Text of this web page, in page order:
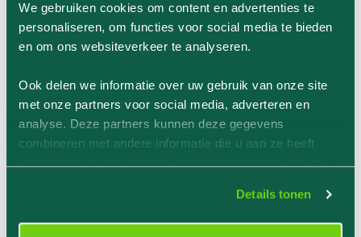
We gebruiken cookies om content en advertenties te
personaliseren, om functies voor social media te bieden
en om ons websiteverkeer te analyseren.
Ook delen we informatie over uw gebruik van onze site
met onze partners voor social media, adverteren en
analyse. Deze partners kunnen deze gegevens
combineren met andere informatie die u aan ze heeft
Details tonen
Malus (appel) Fruit Extract, Carica
Papaya Fruit Extract, Vitis Vinifera
(druif) Fruit Extract, Centella Asiatica
Leaf Extract, Centella Asiatica Extract,
Sodium Hyaluronate, Zea Mays (maïs)
Leaf Extract, Copper Tripeptide-1,
Acetyl Hexapeptide-8, Palmitoyl
Pentapeptide-4, Palmitoyl Tetrapeptide-
7, Palmitoyl Tripeptide-1, Glycine,